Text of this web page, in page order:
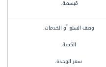
مُبسطة.
وصف السلع أو الخدمات.
الكمية.
سعر الوحدة.